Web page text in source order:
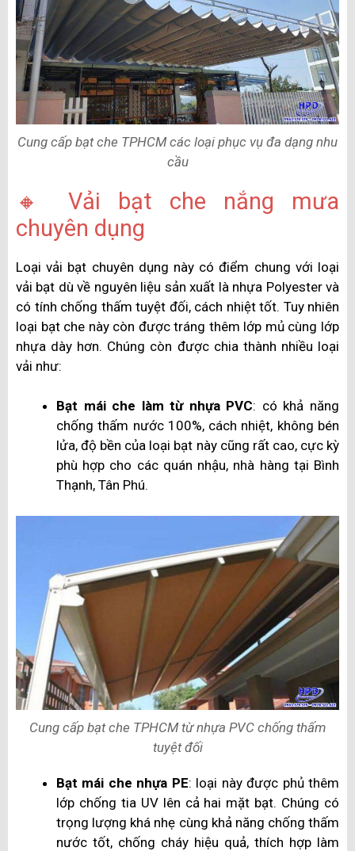
Cung cấp bạt che TPHCM các loại phục vụ đa dạng nhu
cầu
🔸 Vải bạt che nắng mưa
chuyên dụng
Loại vải bạt chuyên dụng này có điểm chung với loại
vải bạt dù về nguyên liệu sản xuất là nhựa Polyester và
có tính chống thấm tuyệt đối, cách nhiệt tốt. Tuy nhiên
loại bạt che này còn được tráng thêm lớp mủ cùng lớp
nhựa dày hơn. Chúng còn được chia thành nhiều loại
vải như:
Bạt mái che làm từ nhựa PVC: có khả năng
chống thấm nước 100%, cách nhiệt, không bén
lửa, độ bền của loại bạt này cũng rất cao, cực kỳ
phù hợp cho các quán nhậu, nhà hàng tại Bình
Thạnh, Tân Phú.
Cung cấp bạt che TPHCM từ nhựa PVC chống thấm
tuyệt đối
Bạt mái che nhựa PE: loại này được phủ thêm
lớp chống tia UV lên cả hai mặt bạt. Chúng có
trọng lượng khá nhẹ cùng khả năng chống thấm
nước tốt, chống cháy hiệu quả, thích hợp làm